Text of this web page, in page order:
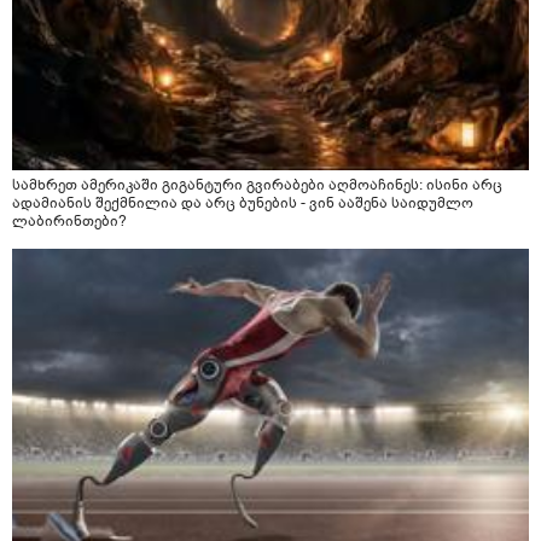
სამხრეთ ამერიკაში გიგანტური გვირაბები აღმოაჩინეს: ისინი არც
ადამიანის შექმნილია და არც ბუნების - ვინ ააშენა საიდუმლო
ლაბირინთები?